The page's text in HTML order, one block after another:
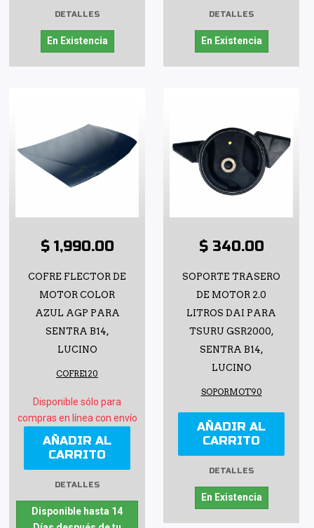
DETALLES
En Existencia
DETALLES
En Existencia
$ 1,990.00
COFRE FLECTOR DE
MOTOR COLOR
AZUL AGP PARA
SENTRA B14,
LUCINO
COFRE120
Disponible sólo para
compras en línea con envío
AÑADIR AL
CARRITO
DETALLES
Disponible hasta 14
$ 340.00
SOPORTE TRASERO
DE MOTOR 2.0
LITROS DAI PARA
TSURU GSR2000,
SENTRA B14,
LUCINO
SOPORMOT90
AÑADIR AL
CARRITO
DETALLES
En Existencia